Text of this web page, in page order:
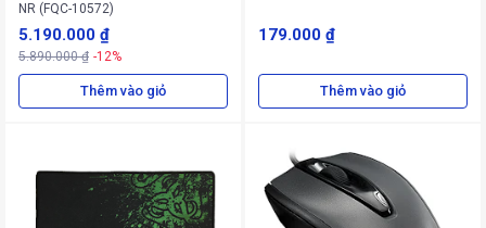
NR (FQC-10572)
5.190.000 ₫
5.890.000 ₫ -12%
Thêm vào giỏ
179.000 ₫
Thêm vào giỏ